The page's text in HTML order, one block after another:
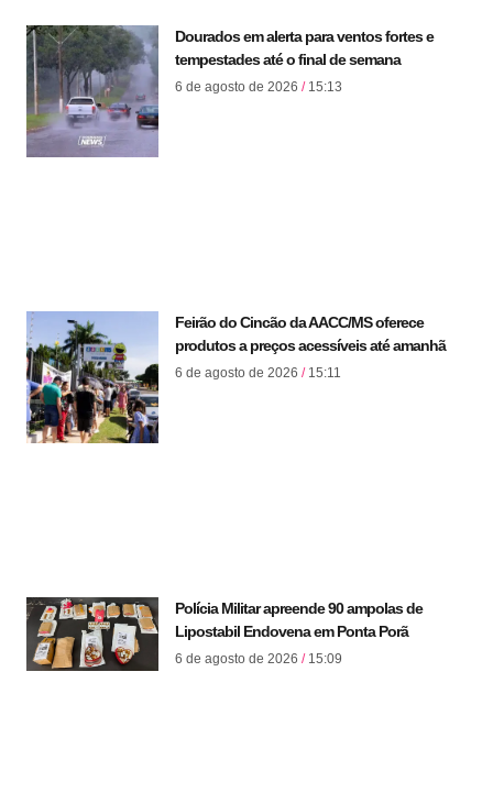
Dourados em alerta para ventos fortes e
tempestades até o final de semana
6 de agosto de 2026 15:13
Feirão do Cincão da AACC/MS oferece
produtos a preços acessíveis até amanhã
6 de agosto de 2026 15:11
Polícia Militar apreende 90 ampolas de
Lipostabil Endovena em Ponta Porã
6 de agosto de 2026 15:09